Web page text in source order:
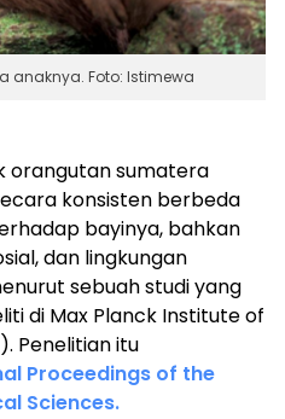
anaknya. Foto: Istimewa
orangutan sumatera
konsisten berbeda
bayinya, bahkan
dan lingkungan
sebuah studi yang
di Max Planck Institute of
Penelitian itu
Proceedings of the
Sciences.